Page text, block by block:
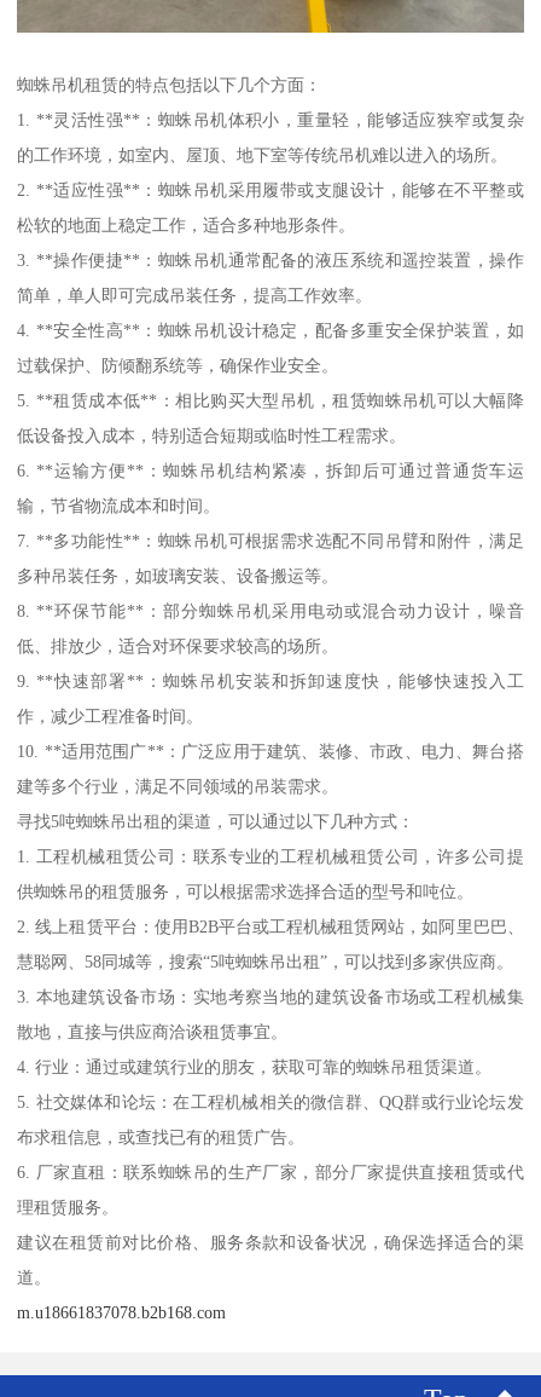
蜘蛛吊机租赁的特点包括以下几个方面：
1. **灵活性强**：蜘蛛吊机体积小，重量轻，能够适应狭窄或复杂
的工作环境，如室内、屋顶、地下室等传统吊机难以进入的场所。
2. **适应性强**：蜘蛛吊机采用履带或支腿设计，能够在不平整或
松软的地面上稳定工作，适合多种地形条件。
3. **操作便捷**：蜘蛛吊机通常配备的液压系统和遥控装置，操作
简单，单人即可完成吊装任务，提高工作效率。
4. **安全性高**：蜘蛛吊机设计稳定，配备多重安全保护装置，如
过载保护、防倾翻系统等，确保作业安全。
5. **租赁成本低**：相比购买大型吊机，租赁蜘蛛吊机可以大幅降
低设备投入成本，特别适合短期或临时性工程需求。
6. **运输方便**：蜘蛛吊机结构紧凑，拆卸后可通过普通货车运
输，节省物流成本和时间。
7. **多功能性**：蜘蛛吊机可根据需求选配不同吊臂和附件，满足
多种吊装任务，如玻璃安装、设备搬运等。
8. **环保节能**：部分蜘蛛吊机采用电动或混合动力设计，噪音
低、排放少，适合对环保要求较高的场所。
9. **快速部署**：蜘蛛吊机安装和拆卸速度快，能够快速投入工
作，减少工程准备时间。
10. **适用范围广**：广泛应用于建筑、装修、市政、电力、舞台搭
建等多个行业，满足不同领域的吊装需求。
寻找5吨蜘蛛吊出租的渠道，可以通过以下几种方式：
1. 工程机械租赁公司：联系专业的工程机械租赁公司，许多公司提
供蜘蛛吊的租赁服务，可以根据需求选择合适的型号和吨位。
2. 线上租赁平台：使用B2B平台或工程机械租赁网站，如阿里巴巴、
慧聪网、58同城等，搜索“5吨蜘蛛吊出租”，可以找到多家供应商。
3. 本地建筑设备市场：实地考察当地的建筑设备市场或工程机械集
散地，直接与供应商洽谈租赁事宜。
4. 行业：通过或建筑行业的朋友，获取可靠的蜘蛛吊租赁渠道。
5. 社交媒体和论坛：在工程机械相关的微信群、QQ群或行业论坛发
布求租信息，或查找已有的租赁广告。
6. 厂家直租：联系蜘蛛吊的生产厂家，部分厂家提供直接租赁或代
理租赁服务。
建议在租赁前对比价格、服务条款和设备状况，确保选择适合的渠
道。
m.u18661837078.b2b168.com